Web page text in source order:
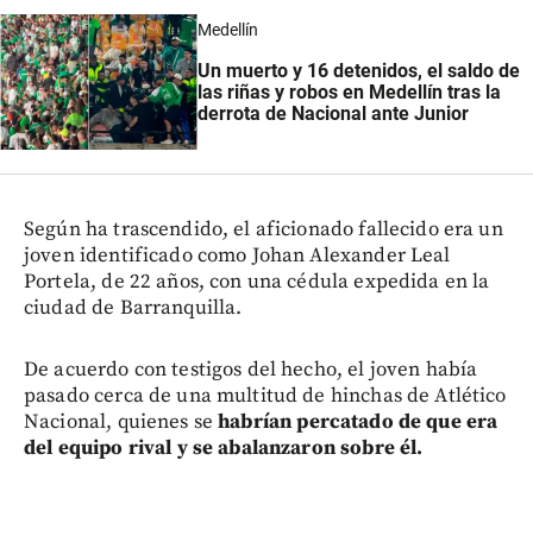
Medellín
Un muerto y 16 detenidos, el saldo de
las riñas y robos en Medellín tras la
derrota de Nacional ante Junior
Según ha trascendido, el aficionado fallecido era un
joven identificado como Johan Alexander Leal
Portela, de 22 años, con una cédula expedida en la
ciudad de Barranquilla.
De acuerdo con testigos del hecho, el joven había
pasado cerca de una multitud de hinchas de Atlético
Nacional, quienes sehabrían percatado de que era
del equipo rival y se abalanzaron sobre él.